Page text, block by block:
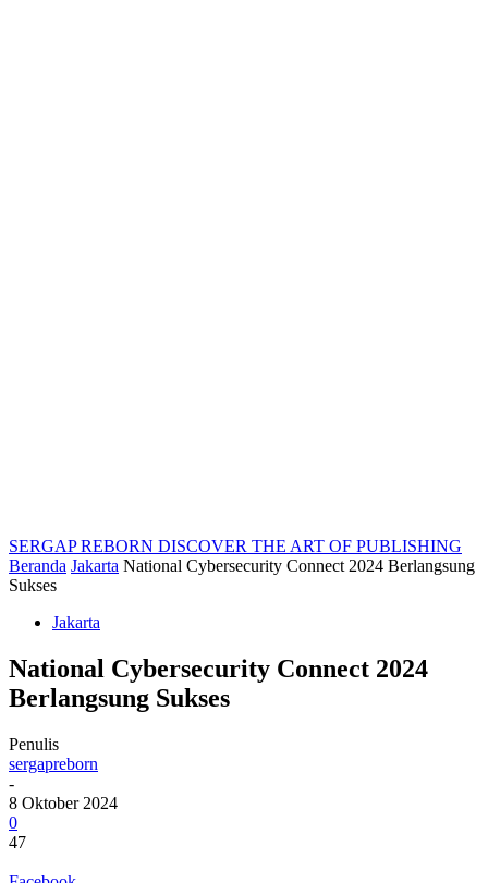
SERGAP REBORN DISCOVER THE ART OF PUBLISHING
Beranda Jakarta National Cybersecurity Connect 2024 Berlangsung
Sukses
Jakarta
National Cybersecurity Connect 2024
Berlangsung Sukses
Penulis
sergapreborn
-
8 Oktober 2024
0
47